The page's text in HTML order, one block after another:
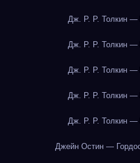
Дж. Р. Р. Толкин —
Дж. Р. Р. Толкин —
Дж. Р. Р. Толкин —
Дж. Р. Р. Толкин —
Дж. Р. Р. Толкин —
Джейн Остин —